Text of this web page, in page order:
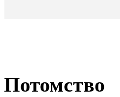
Потомство